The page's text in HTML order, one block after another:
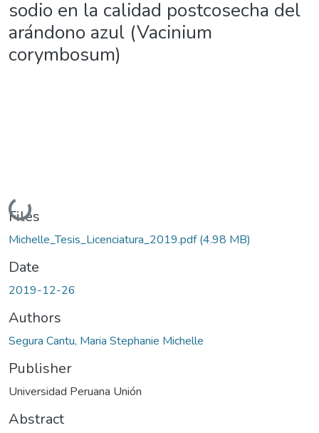
sodio en la calidad postcosecha del
arándono azul (Vacinium
corymbosum)
Loading...
Files
Michelle_Tesis_Licenciatura_2019.pdf(4.98 MB)
Date
2019-12-26
Authors
Segura Cantu, Maria Stephanie Michelle
Publisher
Universidad Peruana Unión
Abstract